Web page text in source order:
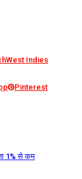
West Indies
Pinterest
1% से कम